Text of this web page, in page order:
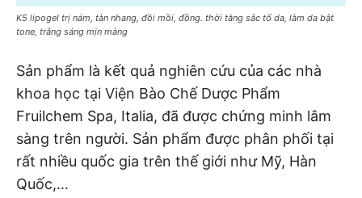
K5 lipogel trị nám, tàn nhang, đồi mồi, đồng. thời tăng sắc tố da, làm da bật
tone, trắng sáng mịn màng
Sản phẩm là kết quả nghiên cứu của các nhà
khoa học tại Viện Bào Chế Dược Phẩm
Fruilchem Spa, Italia, đã được chứng minh lâm
sàng trên người. Sản phẩm được phân phối tại
rất nhiều quốc gia trên thế giới như Mỹ, Hàn
Quốc,…